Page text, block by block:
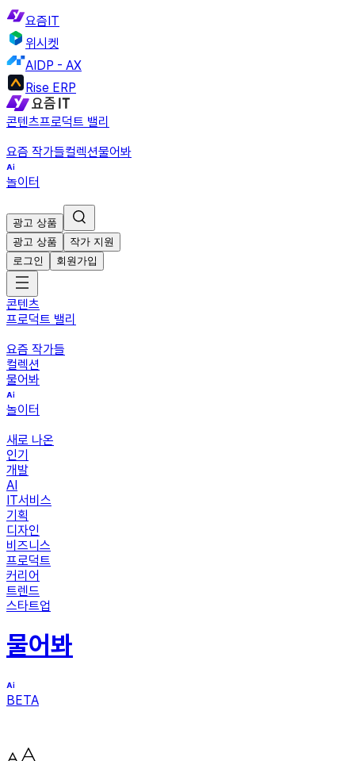
요즘IT
위시켓
AIDP - AX
Rise ERP
콘텐츠프로덕트 밸리
요즘 작가들컬렉션물어봐
놀이터
광고 상품
광고 상품
작가 지원
로그인
회원가입
콘텐츠
프로덕트 밸리
요즘 작가들
컬렉션
물어봐
놀이터
새로 나온
인기
개발
AI
IT서비스
기획
디자인
비즈니스
프로덕트
커리어
트렌드
스타트업
물어봐
BETA